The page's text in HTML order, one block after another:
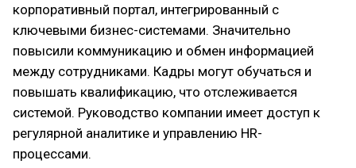
корпоративный портал, интегрированный с
ключевыми бизнес-системами. Значительно
повысили коммуникацию и обмен информацией
между сотрудниками. Кадры могут обучаться и
повышать квалификацию, что отслеживается
системой. Руководство компании имеет доступ к
регулярной аналитике и управлению HR-
процессами.